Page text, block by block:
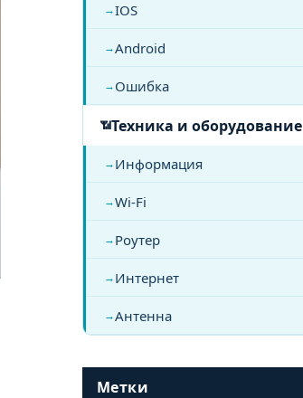
IOS
Android
Ошибка
Техника и оборудование
Информация
Wi-Fi
Роутер
Интернет
Антенна
Метки